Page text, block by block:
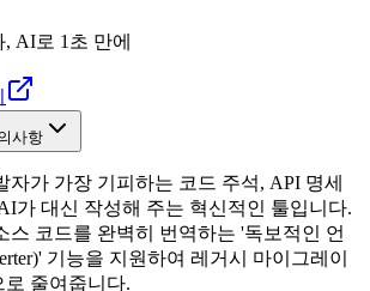
AI로 1초 만에
사항
자가 가장 기피하는 코드 주석, API 명세
가 대신 작성해 주는 혁신적인 툴입니다.
스 코드를 완벽히 번역하는 '독보적인 언
기능을 지원하여 레거시 마이그레이
줄여줍니다.